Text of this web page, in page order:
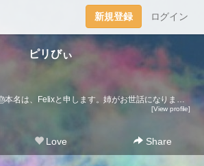
新規登録 ログイン
ピリびぃ
2023.4.10 🎂本名は、Felixと申します。姉がお世話になりました。姉も時々くるので、引き続きよろしくお願い致します。🤗
[View profile]
Love Share